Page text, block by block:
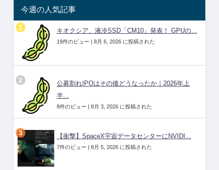
今週の人気記事
キオクシア、液冷SSD「CM10」発表！ GPUの...
19件のビュー | 8月 6, 2026 に投稿された
公募割れIPOはその後どうなったか｜2026年上
半...
8件のビュー | 8月 3, 2026 に投稿された
【衝撃】SpaceX宇宙データセンターにNVIDI...
7件のビュー | 8月 5, 2026 に投稿された